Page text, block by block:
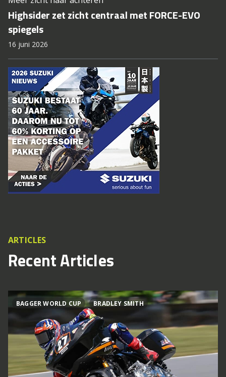
Highsider zet zicht centraal met FORCE-EVO
spiegels
16 juni 2026
ARTICLES
Recent Articles
BAGGER WORLD CUP BRADLEY SMITH